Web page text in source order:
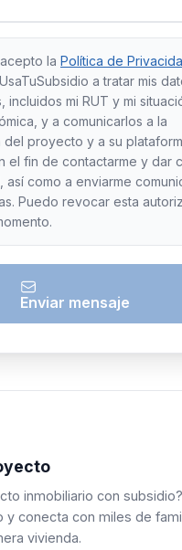
la Política de
a tratar mis
incluidos mi RUT y mi
y a comunicarlos a la
del proyecto y a su
el fin de contactarme y dar
así como a enviarme
Puedo revocar esta
Enviar mensaje
inmobiliario con
y conecta con miles de
vivienda.